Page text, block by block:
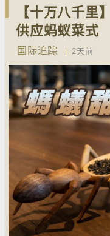
【十万八千里
供应蚂蚁菜式
国际追踪 2天前